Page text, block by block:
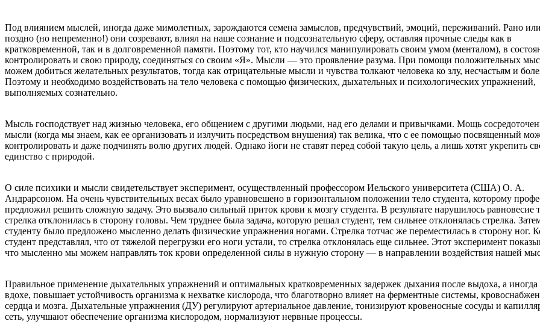
Под влиянием мыслей, иногда даже мимолетных, зарождаются семена замыслов, предчувствий, эмоций, переживаний. Рано или
поздно (но непременно!) они созревают, влиял на наше сознание и подсознательную сферу, оставляя прочные следы как в
кратковременной, так и в долговременной памяти. Поэтому тот, кто научился манипулировать своим умом (менталом), в
контролировать и свою природу, соединяться со своим «Я». Мысли — это проявление разума. При помощи положительных
можем добиться желательных результатов, тогда как отрицательные мысли и чувства толкают человека ко злу, несчастьям и
Поэтому и необходимо воздействовать на тело человека с помощью физических, дыхательных и психологических упражнений,
выполняемых сознательно.
Мысль господствует над жизнью человека, его общением с другими людьми, над его делами и привычками. Мощь
мысли (когда мы знаем, как ее организовать и излучить посредством внушения) так велика, что с ее помощью посвященный
контролировать и даже подчинять волю других людей. Однако йоги не ставят перед собой такую цель, а лишь хотят укрепить
единство с природой.
О силе психики и мысли свидетельствует эксперимент, осуществленный профессором Иельского университета (США) О. А.
Андрарсоном. На очень чувствительных весах было уравновешено в горизонтальном положении тело студента, которому
предложил решить сложную задачу. Это вызвало сильный приток крови к мозгу студента. В результате нарушилось равновесие
стрелка отклонилась в сторону головы. Чем труднее была задача, которую решал студент, тем сильнее отклонялась стрелка.
студенту было предложено мысленно делать физические упражнения ногами. Стрелка тотчас же переместилась в сторону ног.
студент представлял, что от тяжелой перегрузки его ноги устали, то стрелка отклонялась еще сильнее. Этот эксперимент
что мысленно мы можем направлять ток крови определенной силы в нужную сторону — в направлении воздействия нашей
Правильное применение дыхательных упражнений и оптимальных кратковременных задержек дыхания после выдоха, а
вдохе, повышает устойчивость организма к нехватке кислорода, что благотворно влияет на ферментные системы,
сердца и мозга. Дыхательные упражнения (ДУ) регулируют артериальное давление, тонизируют кровеносные сосуды и
сеть, улучшают обеспечение организма кислородом, нормализуют нервные процессы.